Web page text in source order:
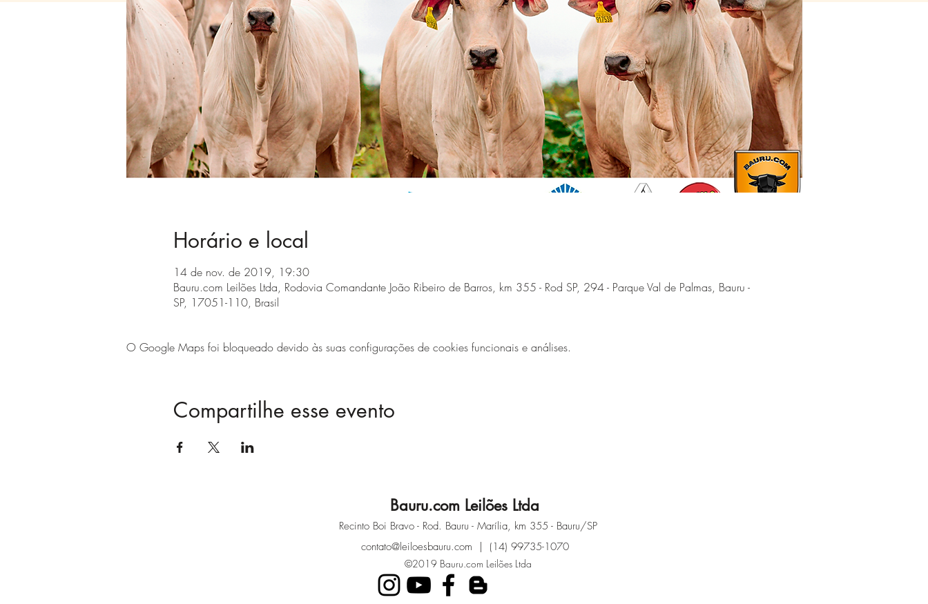
Horário e local
14 de nov. de 2019, 19:30
Bauru.com Leilões Ltda, Rodovia Comandante João Ribeiro de Barros, km 355 - Rod SP, 294 - Parque Val de Palmas, Bauru -
SP, 17051-110, Brasil
O Google Maps foi bloqueado devido às suas configurações de cookies funcionais e análises.
Compartilhe esse evento
Bauru.com Leilões Ltda
Recinto Boi Bravo - Rod. Bauru - Marília, km 355 - Bauru/SP
©2019 Bauru.com Leilões Ltda
contato@leiloesbauru.com | (14) 99735-1070